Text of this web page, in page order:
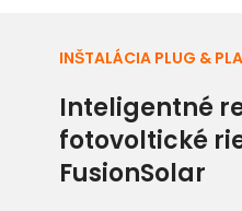
INŠTALÁCIA PLUG &
Inteligentné
fotovoltické
FusionSolar